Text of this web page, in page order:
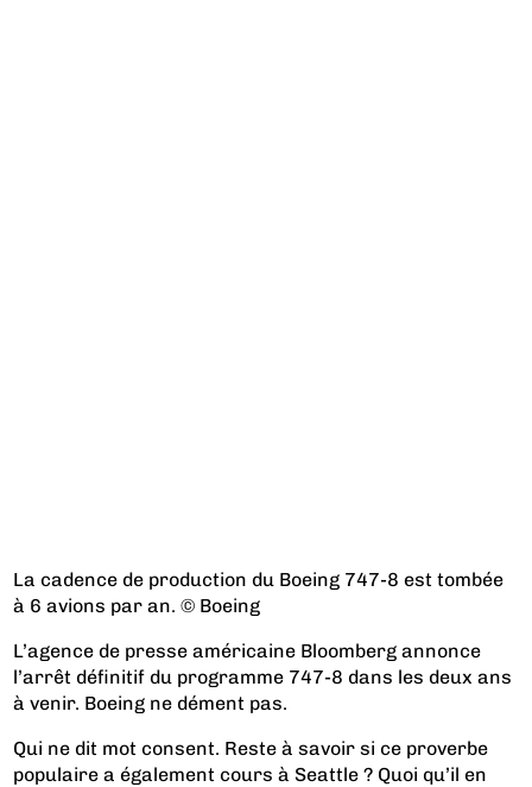
La cadence de production du Boeing 747-8 est tombée
à 6 avions par an. © Boeing
L’agence de presse américaine Bloomberg annonce
l’arrêt définitif du programme 747-8 dans les deux ans
à venir. Boeing ne dément pas.
Qui ne dit mot consent. Reste à savoir si ce proverbe
populaire a également cours à Seattle ? Quoi qu’il en